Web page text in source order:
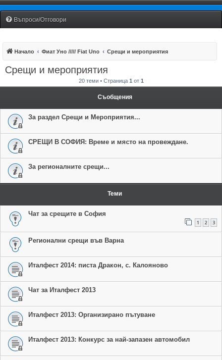
Fiat Uno Club Bulgaria
Въпроси/Отговори
Начало Фиат Уно ///// Fiat Uno Срещи и мероприятия
Срещи и мероприятия
20 теми • Страница 1 от 1
Съобщения
За раздел Срещи и Мероприятия...
СРЕЩИ В СОФИЯ: Време и място на провеждане.
За регионалните срещи...
Теми
Чат за срещите в София
1 2 3
Регионални срещи във Варна
Италфест 2014: писта Дракон, с. Калояново
Чат за Италфест 2013
Италфест 2013: Организирано пътуване
Италфест 2013: Конкурс за най-запазен автомобил